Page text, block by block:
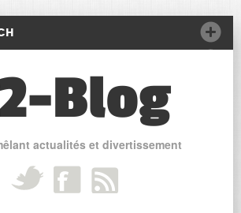
Blog
actualités et divertissement